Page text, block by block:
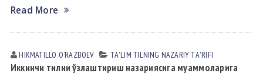
Read More
HIKMATILLO OʼRАZBOEV TА'LIM TILNING NАZАRIY TА'RIFI
Иккинчи тилни ўзлаштириш назариясига муаммоларига